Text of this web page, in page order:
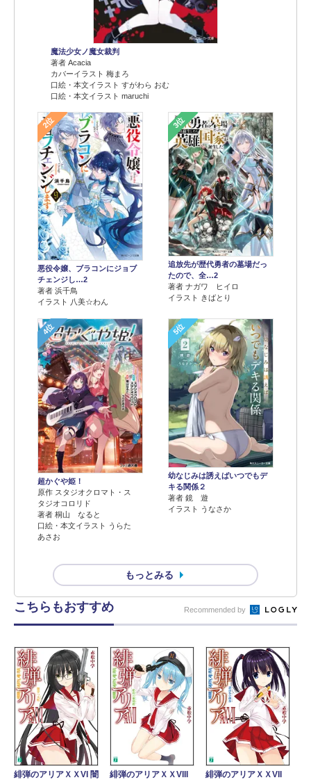
魔法少女ノ魔女裁判
著者 Acacia
カバーイラスト 梅まろ
口絵・本文イラスト すがわら おむ
口絵・本文イラスト maruchi
2位
悪役令嬢、ブラコンにジョブ
チェンジし…2
著者 浜千鳥
イラスト 八美☆わん
3位
追放先が歴代勇者の墓場だっ
たので、全…2
著者 ナガワ ヒイロ
イラスト きばとり
4位
超かぐや姫！
原作 スタジオクロマト・ス
タジオコロリド
著者 桐山 なると
口絵・本文イラスト うらた
あさお
5位
幼なじみは誘えばいつでもデ
キる関係２
著者 鏡 遊
イラスト うなさか
もっとみる
こちらもおすすめ Recommended by
緋弾のアリアＸＸVI 闇
緋弾のアリアＸＸVIII
緋弾のアリアＸＸVII